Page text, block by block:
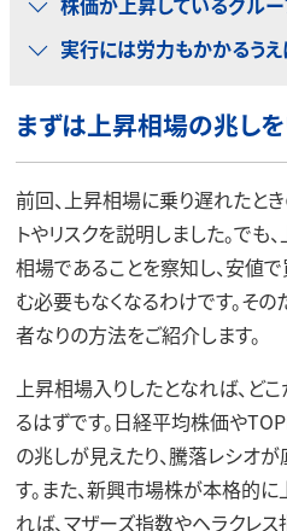
実行には労力もかかるう
まずは上昇相場の兆し
前回、上昇相場に乗り遅れたと
トやリスクを説明しました。で
相場であることを察知し、安値で
む必要もなくなるわけです。そ
者なりの方法をご紹介します。
上昇相場入りしたとなれば、ど
るはずです。日経平均株価や
の兆しが見えたり、騰落レシオ
す。また、新興市場株が本格的
れば、マザーズ指数やヘラクレス